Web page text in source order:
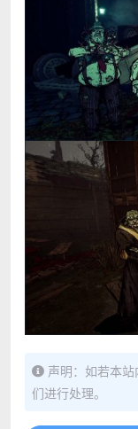
声明：如若本
们进行处理。